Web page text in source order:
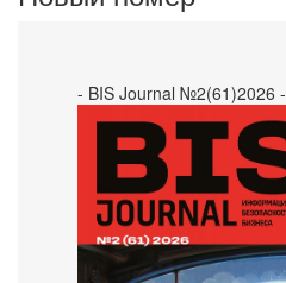
- BIS Journal №2(61)2026 -